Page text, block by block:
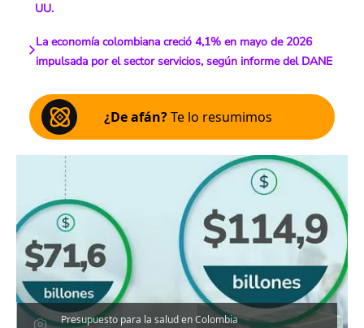
UU.
La economía colombiana creció 4,1% en mayo de 2026
impulsada por el sector servicios, según informe del DANE
¿De afán?Te lo resumimos
Presupuesto para la salud en Colombia